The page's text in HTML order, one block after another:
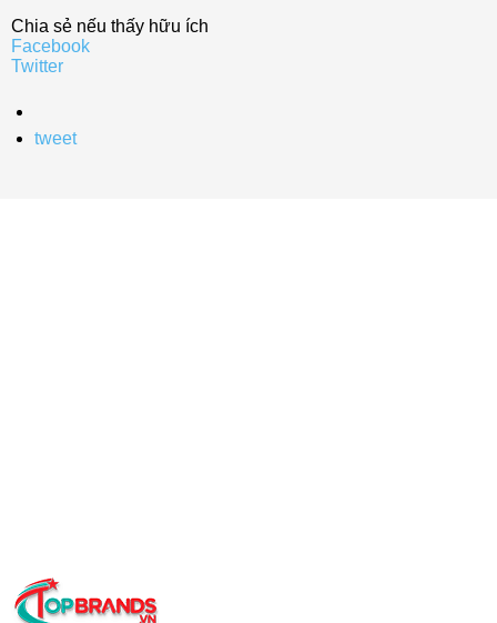
Chia sẻ nếu thấy hữu ích
Facebook
Twitter
tweet